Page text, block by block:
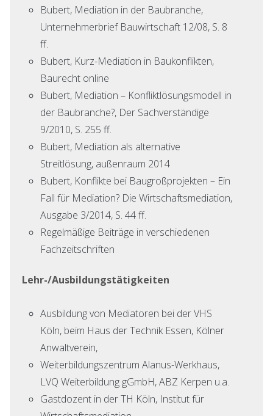
Bubert, Mediation in der Baubranche,
Unternehmerbrief Bauwirtschaft 12/08, S. 8
ff.
Bubert, Kurz-Mediation in Baukonflikten,
Baurecht online
Bubert, Mediation – Konfliktlösungsmodell in
der Baubranche?, Der Sachverständige
9/2010, S. 255 ff.
Bubert, Mediation als alternative
Streitlösung, außenraum 2014
Bubert, Konflikte bei Baugroßprojekten – Ein
Fall für Mediation? Die Wirtschaftsmediation,
Ausgabe 3/2014, S. 44 ff.
Regelmäßige Beiträge in verschiedenen
Fachzeitschriften
Lehr-/Ausbildungstätigkeiten
Ausbildung von Mediatoren bei der VHS
Köln, beim Haus der Technik Essen, Kölner
Anwaltverein,
Weiterbildungszentrum Alanus-Werkhaus,
LVQ Weiterbildung gGmbH, ABZ Kerpen u.a.
Gastdozent in der TH Köln, Institut für